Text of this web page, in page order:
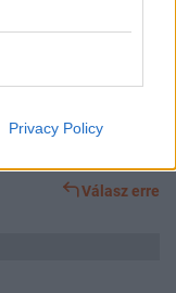
Privacy Policy
húznak lé.
Válasz erre